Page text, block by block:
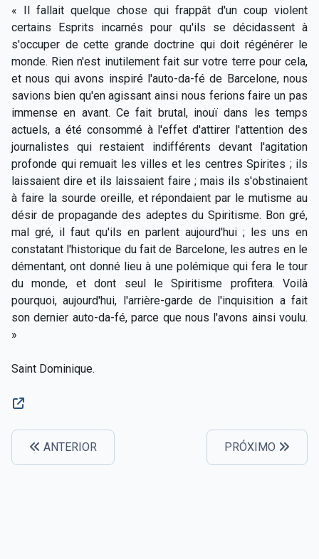
« Il fallait quelque chose qui frappât d'un coup violent
certains Esprits incarnés pour qu'ils se décidassent à
s'occuper de cette grande doctrine qui doit régénérer le
monde. Rien n'est inutilement fait sur votre terre pour cela,
et nous qui avons inspiré l'auto-da-fé de Barcelone, nous
savions bien qu'en agissant ainsi nous ferions faire un pas
immense en avant. Ce fait brutal, inouï dans les temps
actuels, a été consommé à l'effet d'attirer l'attention des
journalistes qui restaient indifférents devant l'agitation
profonde qui remuait les villes et les centres Spirites ; ils
laissaient dire et ils laissaient faire ; mais ils s'obstinaient
à faire la sourde oreille, et répondaient par le mutisme au
désir de propagande des adeptes du Spiritisme. Bon gré,
mal gré, il faut qu'ils en parlent aujourd'hui ; les uns en
constatant l'historique du fait de Barcelone, les autres en le
démentant, ont donné lieu à une polémique qui fera le tour
du monde, et dont seul le Spiritisme profitera. Voilà
pourquoi, aujourd'hui, l'arrière-garde de l'inquisition a fait
son dernier auto-da-fé, parce que nous l'avons ainsi voulu.
»
Saint Dominique.
ANTERIOR PRÓXIMO